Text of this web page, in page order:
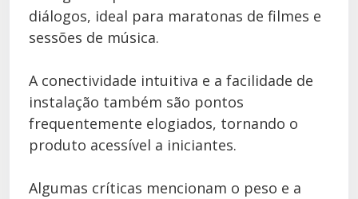
diálogos, ideal para maratonas de filmes e
sessões de música.
A conectividade intuitiva e a facilidade de
instalação também são pontos
frequentemente elogiados, tornando o
produto acessível a iniciantes.
Algumas críticas mencionam o peso e a